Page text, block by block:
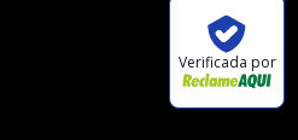
Verificada por